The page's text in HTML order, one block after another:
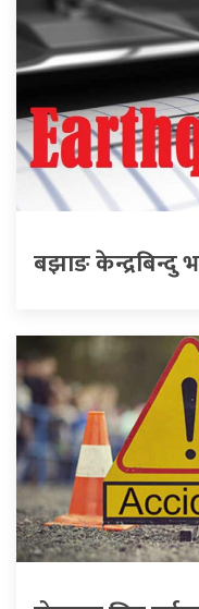
बझाङ केन्द्रबिन्दु